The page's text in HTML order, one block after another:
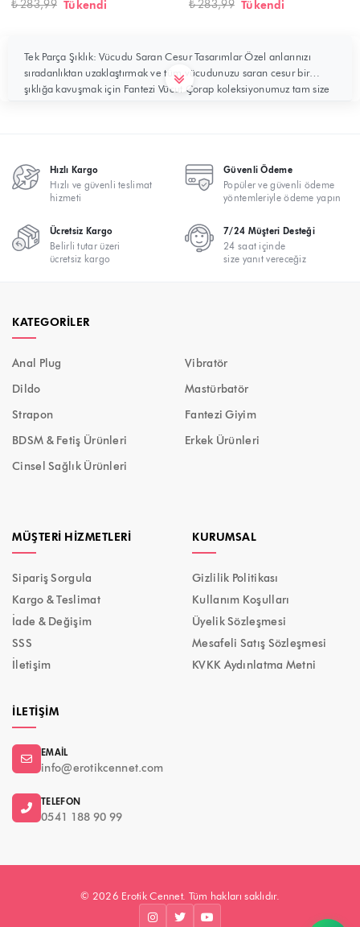
₺ 283,99 Tükendi
₺ 283,99 Tükendi
Tek Parça Şıklık: Vücudu Saran Cesur Tasarımlar Özel anlarınızı
sıradanlıktan uzaklaştırmak ve tüm vücudunuzu saran cesur bir
şıklığa kavuşmak için Fantezi Vücut Çorap koleksiyonumuz tam size
Hızlı Kargo
Hızlı ve güvenli teslimat
hizmeti
Güvenli Ödeme
Popüler ve güvenli ödeme
yöntemleriyle ödeme yapın
Ücretsiz Kargo
Belirli tutar üzeri
ücretsiz kargo
7/24 Müşteri Desteği
24 saat içinde
size yanıt vereceğiz
KATEGORILER
Anal Plug
Vibratör
Dildo
Mastürbatör
Strapon
Fantezi Giyim
BDSM & Fetiş Ürünleri
Erkek Ürünleri
Cinsel Sağlık Ürünleri
MÜŞTERI HIZMETLERI
Sipariş Sorgula
Kargo & Teslimat
İade & Değişim
SSS
İletişim
KURUMSAL
Gizlilik Politikası
Kullanım Koşulları
Üyelik Sözleşmesi
Mesafeli Satış Sözleşmesi
KVKK Aydınlatma Metni
İLETIŞIM
EMAIL
info@erotikcennet.com
TELEFON
0541 188 90 99
© 2026 Erotik Cennet. Tüm hakları saklıdır.